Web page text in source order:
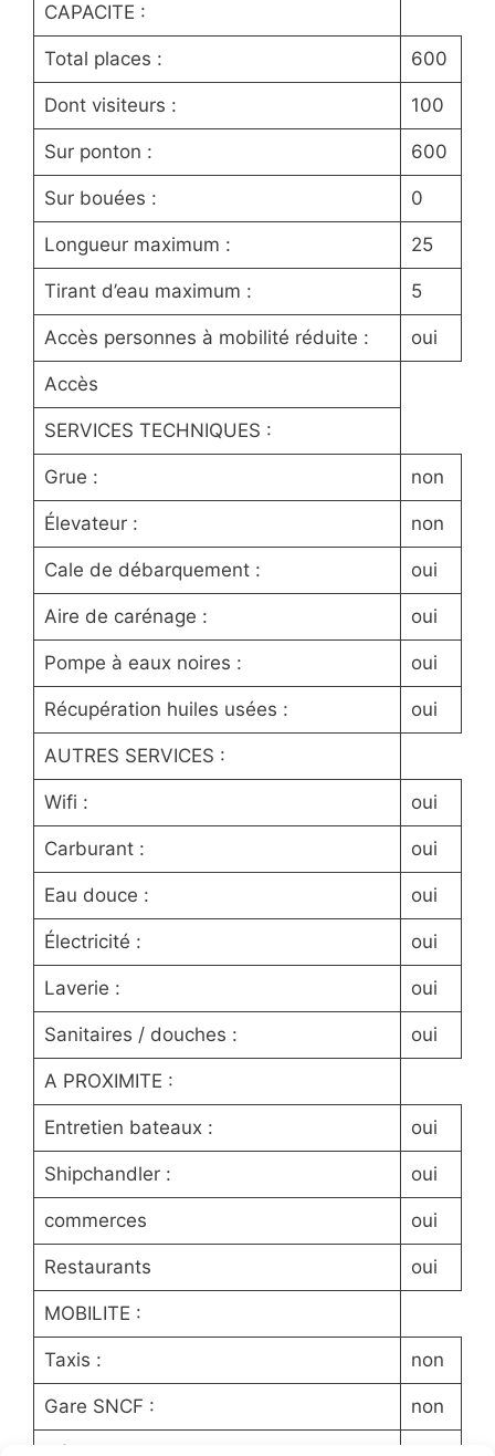
CAPACITE :
Total places : 600
Dont visiteurs : 100
Sur ponton : 600
Sur bouées : 0
Longueur maximum : 25
Tirant d’eau maximum : 5
Accès personnes à mobilité réduite : oui
Accès
SERVICES TECHNIQUES :
Grue : non
Élevateur : non
Cale de débarquement : oui
Aire de carénage : oui
Pompe à eaux noires : oui
Récupération huiles usées : oui
AUTRES SERVICES :
Wifi : oui
Carburant : oui
Eau douce : oui
Électricité : oui
Laverie : oui
Sanitaires / douches : oui
A PROXIMITE :
Entretien bateaux : oui
Shipchandler : oui
commerces oui
Restaurants oui
MOBILITE :
Taxis : non
Gare SNCF : non